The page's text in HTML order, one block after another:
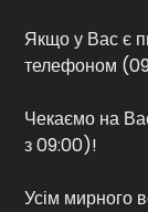
Якщо у Вас є
телефоном
Чекаємо на
з 09:00)!
Усім мирного